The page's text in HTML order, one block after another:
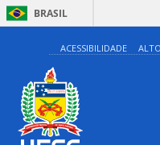
BRASIL
ACESSIBILIDADE